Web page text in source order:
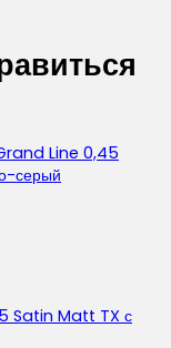
Line 0,45
серый
Satin Matt TX с